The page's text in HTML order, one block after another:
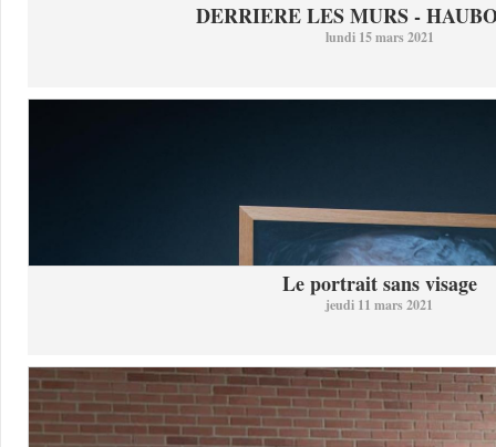
DERRIERE LES MURS -
lundi 15 mars 2021
Le portrait sans visage
jeudi 11 mars 2021